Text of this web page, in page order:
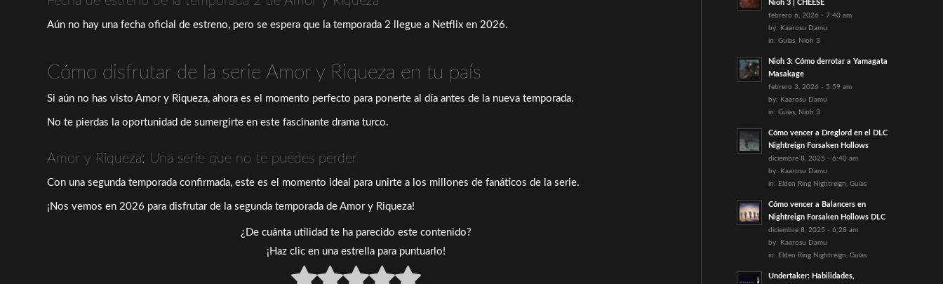
Aún no hay una fecha oficial de estreno, pero se espera que la temporada 2 llegue a Netflix en 2026.
Cómo disfrutar de la serie Amor y Riqueza en tu país
Si aún no has visto Amor y Riqueza, ahora es el momento perfecto para ponerte al día antes de la nueva temporada.
No te pierdas la oportunidad de sumergirte en este fascinante drama turco.
Amor y Riqueza: Una serie que no te puedes perder
Con una segunda temporada confirmada, este es el momento ideal para unirte a los millones de fanáticos de la serie.
¡Nos vemos en 2026 para disfrutar de la segunda temporada de Amor y Riqueza!
¿De cuánta utilidad te ha parecido este contenido?
¡Haz clic en una estrella para puntuarlo!
Nioh 3 | CHEESE
febrero 6, 2026 - 7:40 am
by: Kaarosu Damu
in: Guías, Nioh 3
Nioh 3: Cómo derrotar a Yamagata
Masakage
febrero 3, 2026 - 5:59 am
by: Kaarosu Damu
in: Guías, Nioh 3
Cómo vencer a Dreglord en el DLC
Nightreign Forsaken Hollows
diciembre 8, 2025 - 6:40 am
by: Kaarosu Damu
in: Elden Ring Nightreign, Guías
Cómo vencer a Balancers en
Nightreign Forsaken Hollows DLC
diciembre 8, 2025 - 6:28 am
by: Kaarosu Damu
in: Elden Ring Nightreign, Guías
Undertaker: Habilidades,